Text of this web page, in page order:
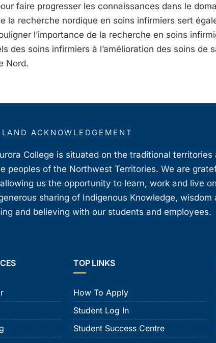
faire progresser les connaissances dans le
la recherche nordique en soins infirmiers sert
l’importance de la recherche en soins
des soins infirmiers à l’amélioration des soins de
Nord.
LAND ACKNOWLEDGEMENT
College is situated on the traditional territories
peoples of the Northwest Territories. We are
us the opportunity to learn, work and live
sharing of Indigenous Knowledge, wisdom
and believing with our students and employees.
TOP LINKS
How To Apply
Student Log In
Student Success Centre